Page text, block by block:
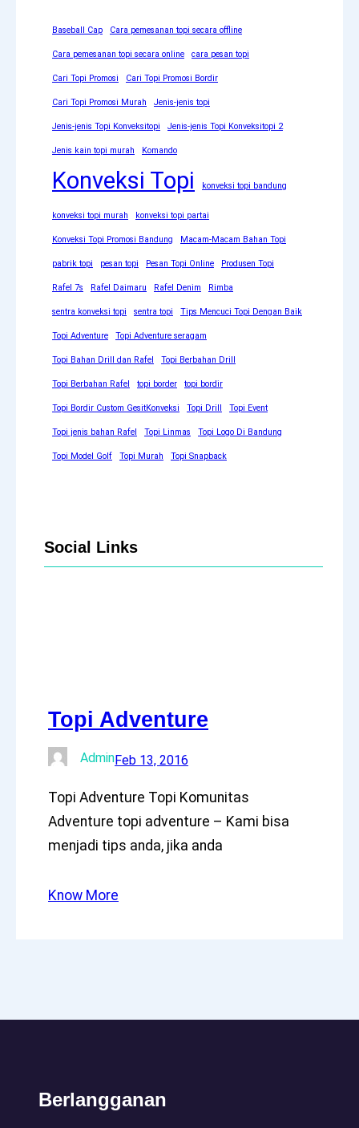
Baseball Cap Cara pemesanan topi secara offline
Cara pemesanan topi secara online cara pesan topi
Cari Topi Promosi Cari Topi Promosi Bordir
Cari Topi Promosi Murah Jenis-jenis topi
Jenis-jenis Topi Konveksitopi Jenis-jenis Topi Konveksitopi 2
Jenis kain topi murah Komando
Konveksi Topi konveksi topi bandung
konveksi topi murah konveksi topi partai
Konveksi Topi Promosi Bandung Macam-Macam Bahan Topi
pabrik topi pesan topi Pesan Topi Online Produsen Topi
Rafel 7s Rafel Daimaru Rafel Denim Rimba
sentra konveksi topi sentra topi Tips Mencuci Topi Dengan Baik
Topi Adventure Topi Adventure seragam
Topi Bahan Drill dan Rafel Topi Berbahan Drill
Topi Berbahan Rafel topi border topi bordir
Topi Bordir Custom GesitKonveksi Topi Drill Topi Event
Topi jenis bahan Rafel Topi Linmas Topi Logo Di Bandung
Topi Model Golf Topi Murah Topi Snapback
Social Links
Topi Adventure
AdminFeb 13, 2016
Topi Adventure Topi Komunitas
Adventure topi adventure – Kami bisa
menjadi tips anda, jika anda
Know More
Berlangganan